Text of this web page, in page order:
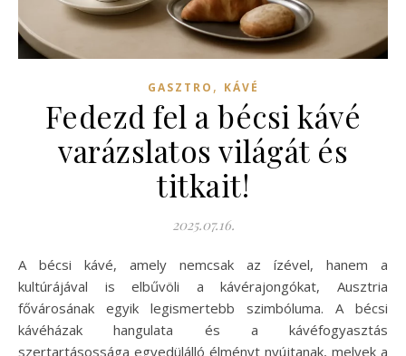
GASZTRO , KÁVÉ
Fedezd fel a bécsi kávé
varázslatos világát és
titkait!
2025.07.16.
A bécsi kávé, amely nemcsak az ízével, hanem a
kultúrájával is elbűvöli a kávérajongókat, Ausztria
fővárosának egyik legismertebb szimbóluma. A bécsi
kávéházak hangulata és a kávéfogyasztás
szertartásossága egyedülálló élményt nyújtanak, melyek a